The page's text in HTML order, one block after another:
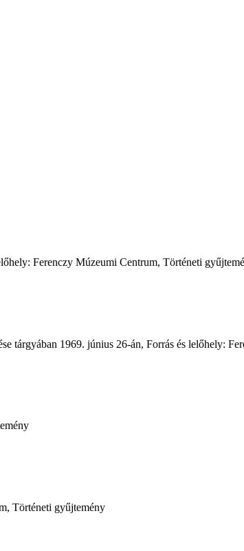
Ferenczy Múzeumi Centrum, Történeti
tárgyában 1969. június 26-án, Forrás és lelőhely:
Történeti gyűjtemény